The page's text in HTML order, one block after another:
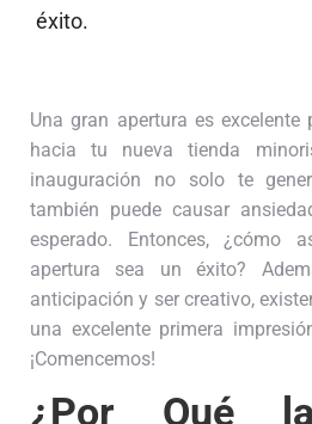
éxito.
Una gran apertura es
hacia tu nueva tienda
inauguración no solo te
también puede causar
esperado. Entonces, ¿cómo
apertura sea un éxito?
anticipación y ser creativo,
una excelente primera
¡Comencemos!
¿Por Qué